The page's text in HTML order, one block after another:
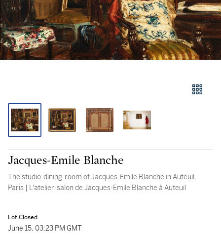
Jacques-Emile Blanche
The studio-dining-room of Jacques-Emile Blanche in Auteuil,
Paris | L'atelier-salon de Jacques-Emile Blanche à Auteuil
Lot Closed
June 15, 03:23 PM GMT